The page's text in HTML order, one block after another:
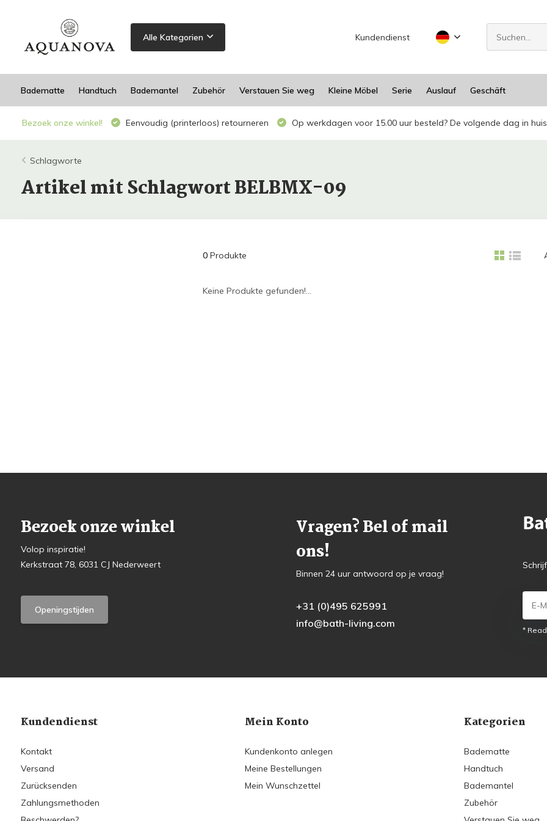
Alle Kategorien Kundendienst
Badematte Handtuch Bademantel Zubehör Verstauen Sie weg Kleine Möbel Serie Auslauf Geschäft
Bezoek onze winkel! Eenvoudig (printerloos) retourneren Op werkdagen voor 15.00 uur besteld? De volgende dag in
Schlagworte
Artikel mit Schlagwort BELBMX-09
0Produkte
Keine Produkte gefunden!...
Bezoek onze winkel
Volop inspiratie!
Kerkstraat 78, 6031 CJ Nederweert
Openingstijden
Vragen? Bel of mail
ons!
Binnen 24 uur antwoord op je vraag!
+31 (0)495 625991
info@bath-living.com
*
Kundendienst
Kontakt
Versand
Zurücksenden
Zahlungsmethoden
Mein Konto
Kundenkonto anlegen
Meine Bestellungen
Mein Wunschzettel
Kategorien
Badematte
Handtuch
Bademantel
Zubehör